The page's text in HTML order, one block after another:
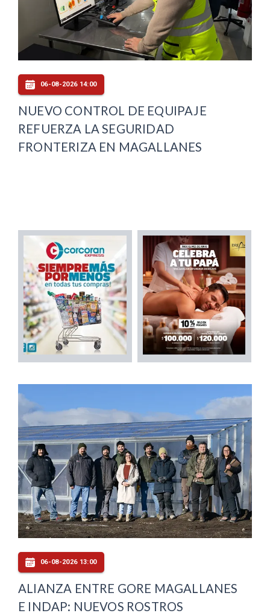
06-08-2026 14:00
NUEVO CONTROL DE EQUIPAJE
REFUERZA LA SEGURIDAD
FRONTERIZA EN MAGALLANES
06-08-2026 13:00
ALIANZA ENTRE GORE MAGALLANES
E INDAP: NUEVOS ROSTROS